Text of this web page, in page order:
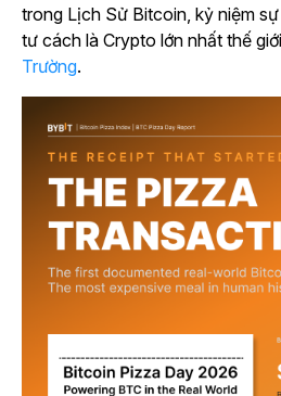
trong Lịch Sử Bitcoin, kỷ niệm
tư cách là Crypto lớn nhất thế
Trường.